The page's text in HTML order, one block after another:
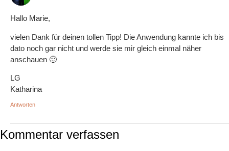
Hallo Marie,
vielen Dank für deinen tollen Tipp! Die Anwendung kannte ich bis
dato noch gar nicht und werde sie mir gleich einmal näher
anschauen 🙂
LG
Katharina
Antworten
Kommentar verfassen